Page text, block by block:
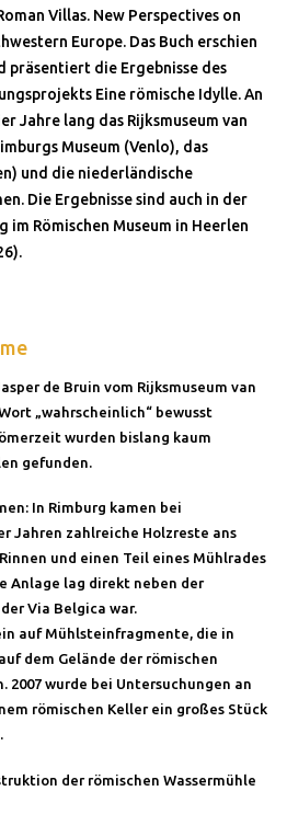
Villas. New Perspectives on
Europe. Das Buch erschien
präsentiert die Ergebnisse des
Eine römische Idylle. An
Jahre lang das Rijksmuseum van
Museum (Venlo), das
und die niederländische
Die Ergebnisse sind auch in der
im Römischen Museum in Heerlen
de Bruin vom Rijksmuseum van
„wahrscheinlich“ bewusst
wurden bislang kaum
gefunden.
In Rimburg kamen bei
Jahren zahlreiche Holzreste ans
und einen Teil eines Mühlrades
Anlage lag direkt neben der
Via Belgica war.
auf Mühlsteinfragmente, die in
dem Gelände der römischen
2007 wurde bei Untersuchungen an
römischen Keller ein großes Stück
der römischen Wassermühle